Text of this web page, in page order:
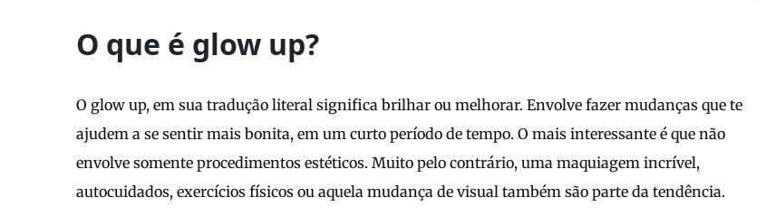
O que é glow up?
O glow up, em sua tradução literal significa brilhar ou melhorar. Envolve fazer mudanças que te
ajudem a se sentir mais bonita, em um curto período de tempo. O mais interessante é que não
envolve somente procedimentos estéticos. Muito pelo contrário, uma maquiagem incrível,
autocuidados, exercícios físicos ou aquela mudança de visual também são parte da tendência.